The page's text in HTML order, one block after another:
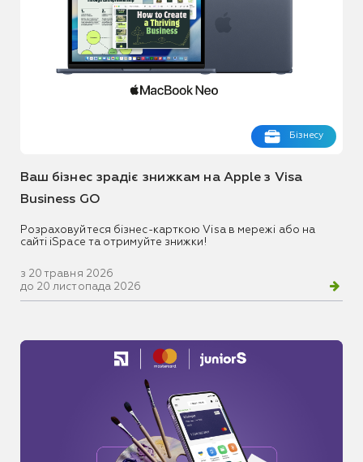
Бізнесу
Ваш бізнес зрадіє знижкам на Apple з Visa
Business GO
Розраховуйтеся бізнес-карткою Visa в мережі або на
сайті iSpace та отримуйте знижки!
з 20 травня 2026
до 20 листопада 2026